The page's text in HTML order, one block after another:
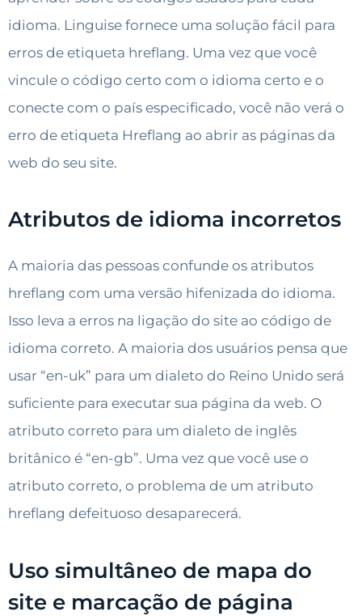
idioma. Linguise fornece uma solução fácil para
erros de etiqueta hreflang. Uma vez que você
vincule o código certo com o idioma certo e o
conecte com o país especificado, você não verá o
erro de etiqueta Hreflang ao abrir as páginas da
web do seu site.
Atributos de idioma incorretos
A maioria das pessoas confunde os atributos
hreflang com uma versão hifenizada do idioma.
Isso leva a erros na ligação do site ao código de
idioma correto. A maioria dos usuários pensa que
usar “en-uk” para um dialeto do Reino Unido será
suficiente para executar sua página da web. O
atributo correto para um dialeto de inglês
britânico é “en-gb”. Uma vez que você use o
atributo correto, o problema de um atributo
hreflang defeituoso desaparecerá.
Uso simultâneo de mapa do
site e marcação de página